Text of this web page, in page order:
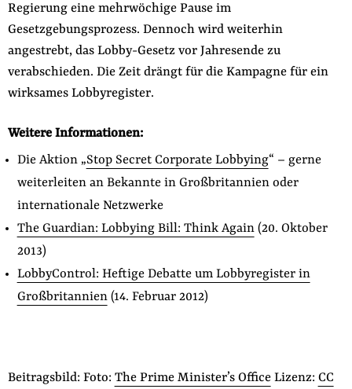
Regierung eine mehrwöchige Pause im
Gesetzgebungsprozess. Dennoch wird weiterhin
angestrebt, das Lobby-Gesetz vor Jahresende zu
verabschieden. Die Zeit drängt für die Kampagne für ein
wirksames Lobbyregister.
Weitere Informationen:
Die Aktion „Stop Secret Corporate Lobbying“ – gerne
weiterleiten an Bekannte in Großbritannien oder
internationale Netzwerke
The Guardian: Lobbying Bill: Think Again(20. Oktober
2013)
LobbyControl: Heftige Debatte um Lobbyregister in
Großbritannien(14. Februar 2012)
Beitragsbild: Foto: The Prime Minister’s OfficeLizenz: CC